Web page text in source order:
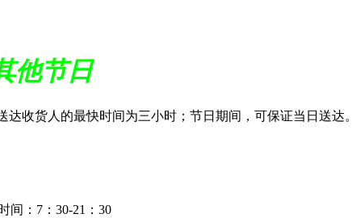
节日
收货人的最快时间为三小时；节日期间，可保证当日送达。
间：7：30-21：30